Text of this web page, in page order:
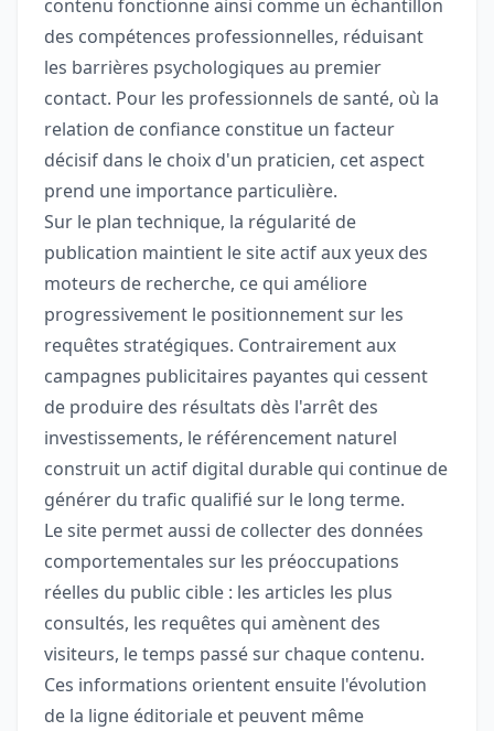
contenu fonctionne ainsi comme un échantillon
des compétences professionnelles, réduisant
les barrières psychologiques au premier
contact. Pour les professionnels de santé, où la
relation de confiance constitue un facteur
décisif dans le choix d'un praticien, cet aspect
prend une importance particulière.
Sur le plan technique, la régularité de
publication maintient le site actif aux yeux des
moteurs de recherche, ce qui améliore
progressivement le positionnement sur les
requêtes stratégiques. Contrairement aux
campagnes publicitaires payantes qui cessent
de produire des résultats dès l'arrêt des
investissements, le référencement naturel
construit un actif digital durable qui continue de
générer du trafic qualifié sur le long terme.
Le site permet aussi de collecter des données
comportementales sur les préoccupations
réelles du public cible : les articles les plus
consultés, les requêtes qui amènent des
visiteurs, le temps passé sur chaque contenu.
Ces informations orientent ensuite l'évolution
de la ligne éditoriale et peuvent même